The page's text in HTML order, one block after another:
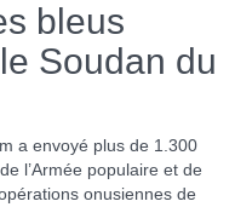
bleus
Soudan du
a envoyé plus de 1.300
l’Armée populaire et de
onusiennes de